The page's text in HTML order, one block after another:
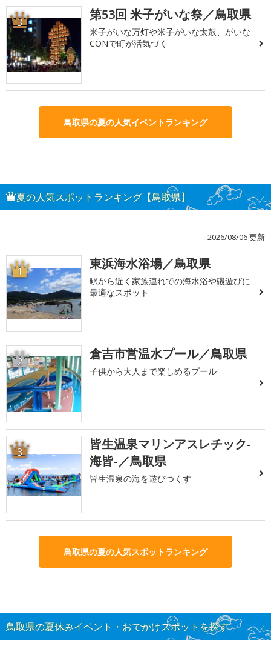
3 第53回 米子がいな祭／鳥取県
米子がいな万灯や米子がいな太鼓、がいな
CONで町が活気づく
鳥取県の夏の人気イベントランキング
夏の人気スポットランキング【鳥取県】
2026/08/06 更新
1 東浜海水浴場／鳥取県
駅から近く家族連れでの海水浴や磯遊びに
最適なスポット
2 倉吉市営温水プール／鳥取県
子供から大人まで楽しめるプール
3
皆生温泉マリンアスレチック-
海皆-／鳥取県
皆生温泉の海を遊びつくす
鳥取県の夏の人気スポットランキング
鳥取県の夏休みイベント・おでかけスポットを探す